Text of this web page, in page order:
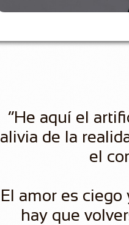
“He aquí el
alivia de la
el
El amor es
hay que